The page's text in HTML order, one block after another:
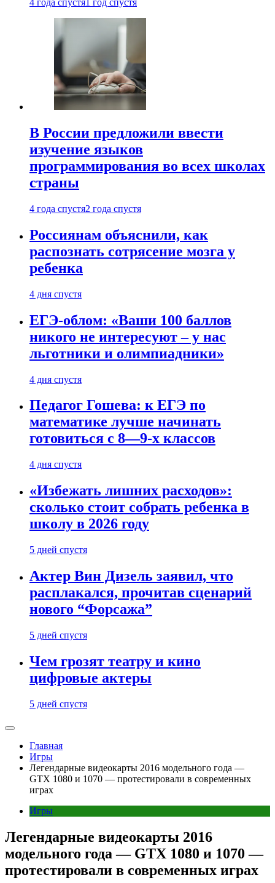
4 года спустя 1 год спустя
В России предложили ввести
изучение языков
программирования во всех школах
страны
4 года спустя2 года спустя
Россиянам объяснили, как
распознать сотрясение мозга у
ребенка
4 дня спустя
ЕГЭ-облом: «Ваши 100 баллов
никого не интересуют – у нас
льготники и олимпиадники»
4 дня спустя
Педагог Гошева: к ЕГЭ по
математике лучше начинать
готовиться с 8—9-х классов
4 дня спустя
«Избежать лишних расходов»:
сколько стоит собрать ребенка в
школу в 2026 году
5 дней спустя
Актер Вин Дизель заявил, что
расплакался, прочитав сценарий
нового “Форсажа”
5 дней спустя
Чем грозят театру и кино
цифровые актеры
5 дней спустя
Главная
Игры
Легендарные видеокарты 2016 модельного года —
GTX 1080 и 1070 — протестировали в современных
играх
Игры
Легендарные видеокарты 2016
модельного года — GTX 1080 и 1070 —
протестировали в современных играх